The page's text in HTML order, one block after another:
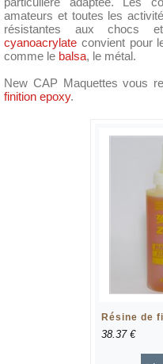
amateurs et toutes les
résistantes aux chocs
cyanoacrylate convient pour
comme le balsa, le métal.
New CAP Maquettes vous
finition epoxy.
Résine de
38.37 €